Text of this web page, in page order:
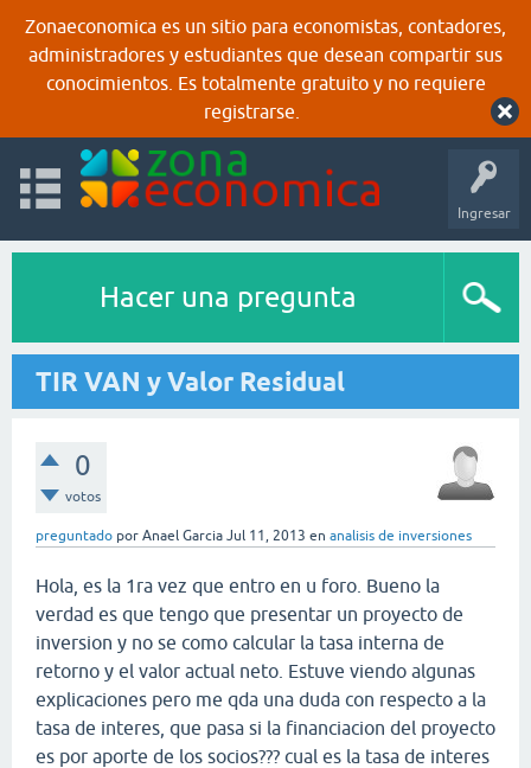
Zonaeconomica es un sitio para economistas, contadores,
administradores y estudiantes que desean compartir sus
conocimientos. Es totalmente gratuito y no requiere
registrarse.
Ingresar
Hacer una pregunta
TIR VAN y Valor Residual
0
votos
preguntado por Anael Garcia Jul 11, 2013 en analisis de inversiones
Hola, es la 1ra vez que entro en u foro. Bueno la
verdad es que tengo que presentar un proyecto de
inversion y no se como calcular la tasa interna de
retorno y el valor actual neto. Estuve viendo algunas
explicaciones pero me qda una duda con respecto a la
tasa de interes, que pasa si la financiacion del proyecto
es por aporte de los socios??? cual es la tasa de interes